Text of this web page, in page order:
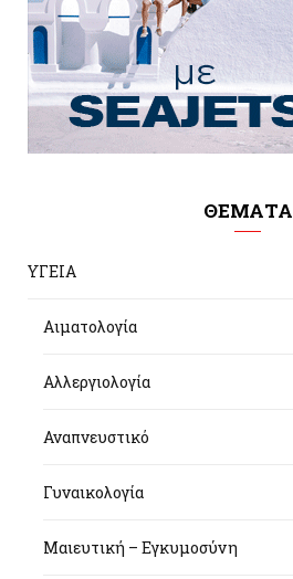
ΘΕΜΑΤΑ
ΥΓΕΙΑ
Αιματολογία
Αλλεργιολογία
Αναπνευστικό
Γυναικολογία
Μαιευτική – Εγκυμοσύνη